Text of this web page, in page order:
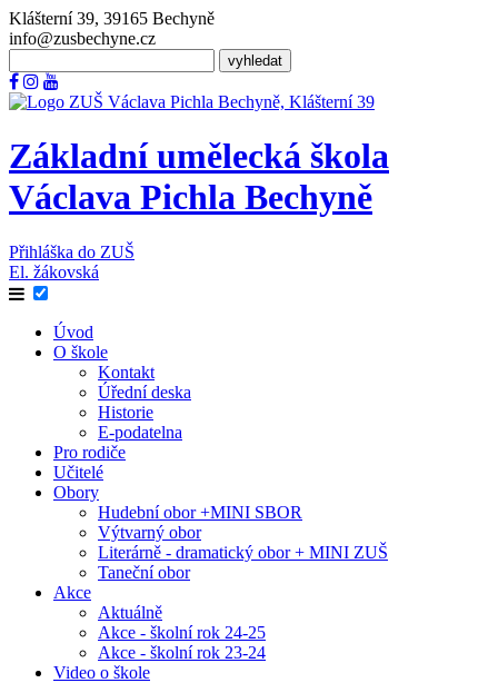
Klášterní 39, 39165 Bechyně
info@zusbechyne.cz
Základní umělecká škola
Václava Pichla Bechyně
Přihláška do ZUŠ
El. žákovská
Úvod
O škole
Kontakt
Úřední deska
Historie
E-podatelna
Pro rodiče
Učitelé
Obory
Hudební obor +MINI SBOR
Výtvarný obor
Literárně - dramatický obor + MINI ZUŠ
Taneční obor
Akce
Aktuálně
Akce - školní rok 24-25
Akce - školní rok 23-24
Video o škole